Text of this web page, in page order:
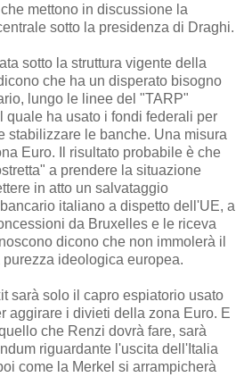
mettono in discussione la
sotto la presidenza di Draghi.
sotto la struttura vigente della
che ha un disperato bisogno
lungo le linee del "TARP"
quale ha usato i fondi federali per
stabilizzare le banche. Una misura
Euro. Il risultato probabile è che
a prendere la situazione
in atto un salvataggio
italiano a dispetto dell'UE, a
da Bruxelles e le riceva
dicono che non immolerà il
ideologica europea.
sarà solo il capro espiatorio usato
aggirare i divieti della zona Euro. E
che Renzi dovrà fare, sarà
riguardante l'uscita dell'Italia
come la Merkel si arrampicherà